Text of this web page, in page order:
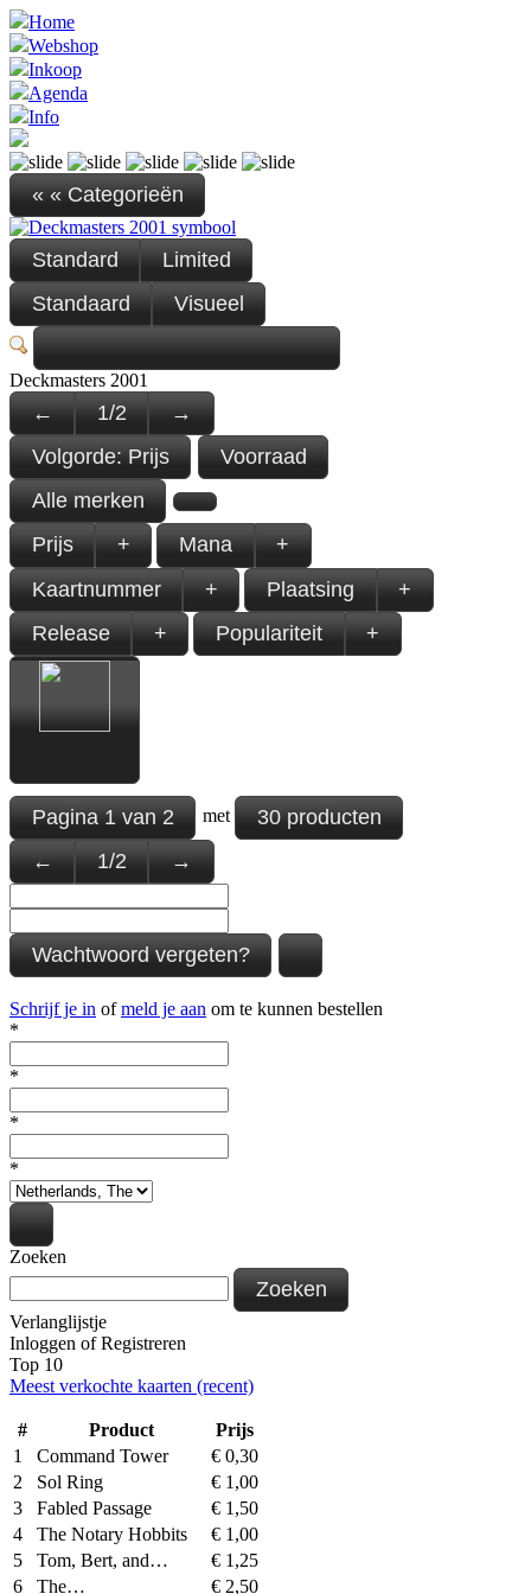
Home
Webshop
Inkoop
Agenda
Info
« « Categorieën
Standard
Limited
Standaard
Visueel
Deckmasters 2001
← 1/2
→
Volgorde: Prijs
Voorraad
Alle merken
Prijs
+ Mana
+
Kaartnummer
+ Plaatsing
+
Release
+ Populariteit +
Pagina1van2 met
30 producten
←
1/2 →
Wachtwoord vergeten?
Schrijf je in ofmeld je aan om te kunnen bestellen
*
*
*
*
Zoeken
Zoeken
Verlanglijstje
Inloggen ofRegistreren
Top 10
Meest verkochte kaarten (recent)
# Product
Prijs
1
Command Tower € 0,30
2
Sol Ring € 1,00
3
Fabled Passage € 1,50
4
The Notary Hobbits € 1,00
5
Tom, Bert, and… € 1,25
6
The… € 2,50